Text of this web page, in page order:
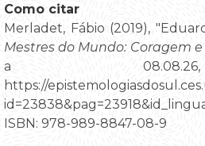
Como citar
Merladet, Fábio (2019),
Mestres do Mundo: Coragem
a
https://
ISBN: 978-989-8847-08-9